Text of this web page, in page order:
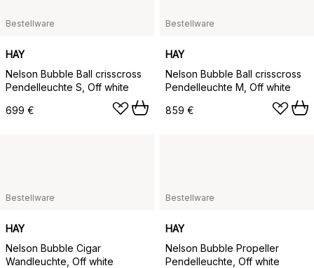
Bestellware
HAY
Nelson Bubble Ball crisscross
Pendelleuchte S, Off white
699 €
Bestellware
HAY
Nelson Bubble Ball crisscross
Pendelleuchte M, Off white
859 €
Bestellware
HAY
Nelson Bubble Cigar
Wandleuchte, Off white
Bestellware
HAY
Nelson Bubble Propeller
Pendelleuchte, Off white